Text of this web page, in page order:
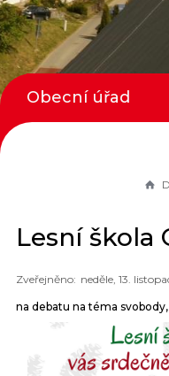
Lesní škola
neděle, 13.
na debatu na téma
Obecní úřad